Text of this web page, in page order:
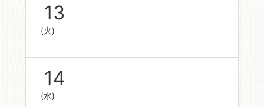
13
(火)
14
(水)